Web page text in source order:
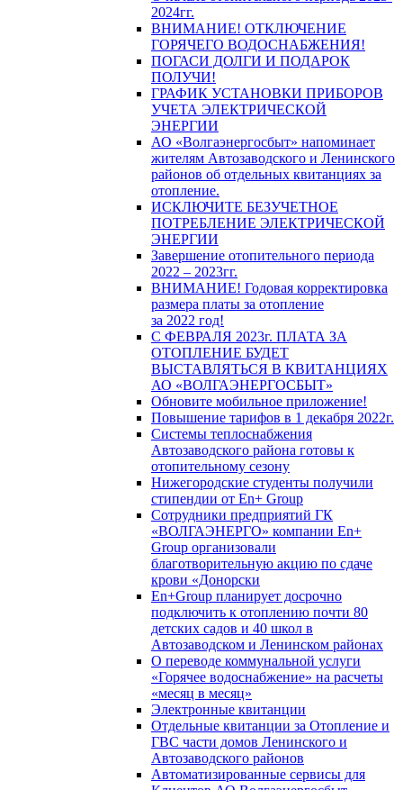
2024гг.
ВНИМАНИЕ! ОТКЛЮЧЕНИЕ
ГОРЯЧЕГО ВОДОСНАБЖЕНИЯ!
ПОГАСИ ДОЛГИ И ПОДАРОК
ПОЛУЧИ!
ГРАФИК УСТАНОВКИ ПРИБОРОВ
УЧЕТА ЭЛЕКТРИЧЕСКОЙ
ЭНЕРГИИ
АО «Волгаэнергосбыт» напоминает
жителям Автозаводского и Ленинского
районов об отдельных квитанциях за
отопление.
ИСКЛЮЧИТЕ БЕЗУЧЕТНОЕ
ПОТРЕБЛЕНИЕ ЭЛЕКТРИЧЕСКОЙ
ЭНЕРГИИ
Завершение отопительного периода
2022 – 2023гг.
ВНИМАНИЕ! Годовая корректировка
размера платы за отопление
за 2022 год!
С ФЕВРАЛЯ 2023г. ПЛАТА ЗА
ОТОПЛЕНИЕ БУДЕТ
ВЫСТАВЛЯТЬСЯ В КВИТАНЦИЯХ
АО «ВОЛГАЭНЕРГОСБЫТ»
Обновите мобильное приложение!
Повышение тарифов в 1 декабря 2022г.
Системы теплоснабжения
Автозаводского района готовы к
отопительному сезону
Нижегородские студенты получили
стипендии от En+ Group
Сотрудники предприятий ГК
«ВОЛГАЭНЕРГО» компании En+
Group организовали
благотворительную акцию по сдаче
крови «Донорски
En+Group планирует досрочно
подключить к отоплению почти 80
детских садов и 40 школ в
Автозаводском и Ленинском районах
О переводе коммунальной услуги
«Горячее водоснабжение» на расчеты
«месяц в месяц»
Электронные квитанции
Отдельные квитанции за Отопление и
ГВС части домов Ленинского и
Автозаводского районов
Автоматизированные сервисы для